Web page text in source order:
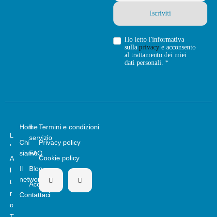
Ho letto l'informativa
sulla privacye acconsento
al trattamento dei miei
dati personali. *
L
’
A
l
t
r
o
Home
Chi
siamo
Il
network
Contattaci
Il
servizio
FAQ
Blog
Acquista
Termini e condizioni
Privacy policy
Cookie policy